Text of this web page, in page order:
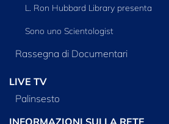
L. Ron Hubbard Library presenta
Sono uno Scientologist
Rassegna di Documentari
LIVE TV
Palinsesto